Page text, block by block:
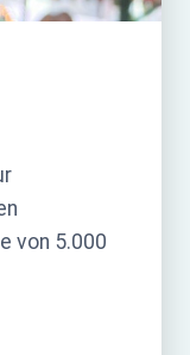
von 5.000